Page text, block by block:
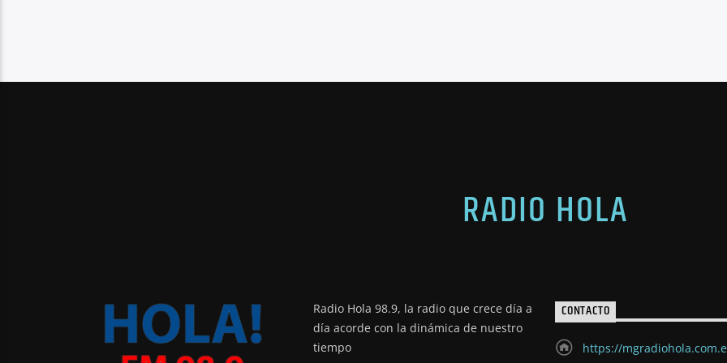
RADIO HOLA
Radio Hola 98.9, la radio que crece día a
día acorde con la dinámica de nuestro
tiempo
CONTACTO
https://